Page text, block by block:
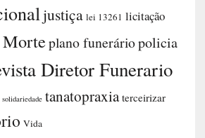
justiça lei 13261 licitação
Morteplano funeráriopolicia
Diretor Funerario
solidariedade tanatopraxia terceirizar
Vida